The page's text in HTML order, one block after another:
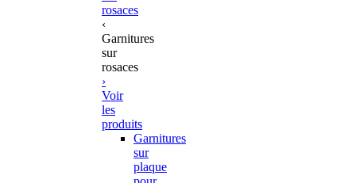
rosaces
‹
Garnitures
sur
rosaces
›
Voir
les
produits
Garnitures
sur
plaque